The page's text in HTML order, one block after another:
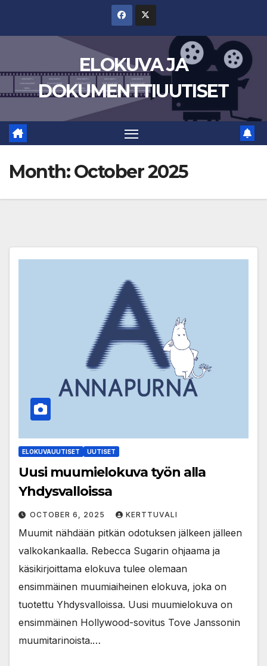
ELOKUVA JA
DOKUMENTTIUUTISET
Month:October 2025
ELOKUVAUUTISET UUTISET
Uusi muumielokuva työn alla
Yhdysvalloissa
OCTOBER 6, 2025 KERTTUVALI
Muumit nähdään pitkän odotuksen jälkeen jälleen
valkokankaalla. Rebecca Sugarin ohjaama ja
käsikirjoittama elokuva tulee olemaan
ensimmäinen muumiaiheinen elokuva, joka on
tuotettu Yhdysvalloissa. Uusi muumielokuva on
ensimmäinen Hollywood-sovitus Tove Janssonin
muumitarinoista.…